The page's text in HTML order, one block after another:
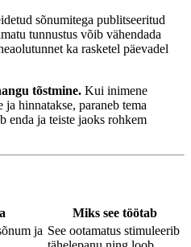
sõnumitega publitseeritud
tunnustus võib vähendada
ka rasketel päevadel
tõstmine. Kui inimene
ja hinnatakse, paraneb tema
enda ja teiste jaoks rohkem
Miks see töötab
ja See ootamatus stimuleerib